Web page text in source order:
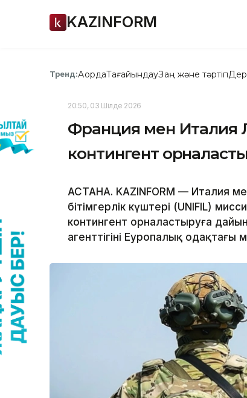
KAZINFORM
Тренд:АқордаТағайындауЗаң және тәртіп
20:50, 03 Шілде 2026
Франция мен Италия
контингент
АСТАНА. KAZINFORM — Италия
бітімгерлік күштері (UNIFIL)
контингент орналастыруға
агенттігінің Еуропалық одақтағы